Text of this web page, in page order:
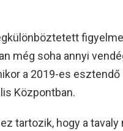
még soha annyi
a 2019-es
Központban.
tartozik, hogy a